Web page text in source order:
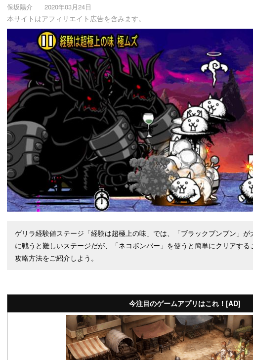
保坂陽介 2020年03月24日
本サイトはアフィリエイト広告を含みます。
ゲリラ経験値ステージ「経験は超極上の味」では、「ブラックブンブン」
に戦うと難しいステージだが、「ネコボンバー」を使うと簡単にクリアす
攻略方法をご紹介しよう。
今注目のゲームアプリはこれ！[AD]